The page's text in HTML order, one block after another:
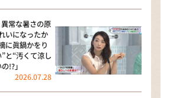
常な暑さの原
いになったか
に眞鍋かをり
”と“汚くて涼し
!?」
2026.07.28